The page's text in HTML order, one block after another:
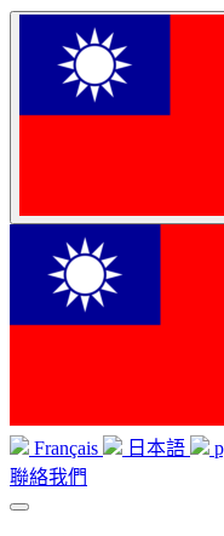
Français
日本語
聯絡我們